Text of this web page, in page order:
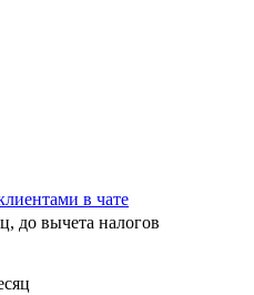
в чате
до вычета налогов